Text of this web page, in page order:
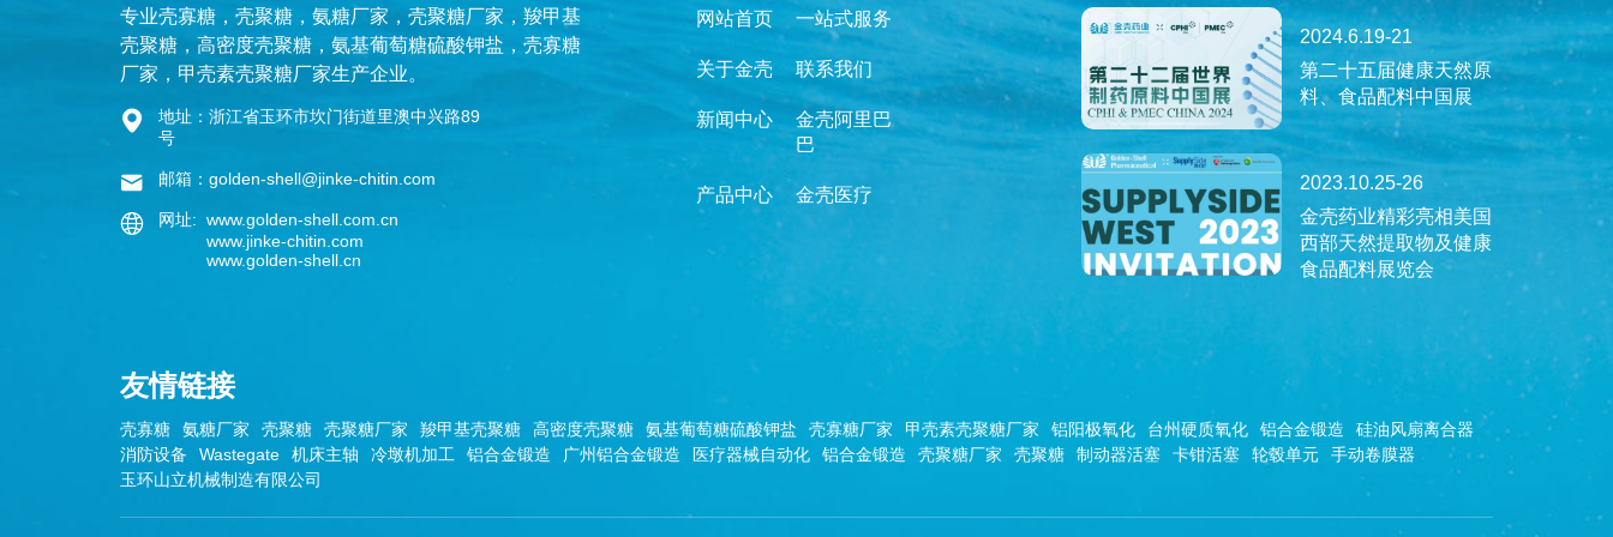
专业壳寡糖 ， 壳聚糖 ， 氨糖厂家 ， 壳聚糖厂家 ， 羧甲基
壳聚糖 ， 高密度壳聚糖 ， 氨基葡萄糖硫酸钾盐 ， 壳寡糖
厂家 ， 甲壳素壳聚糖厂家生产企业。
地址：浙江省玉环市坎门街道里澳中兴路89
号
邮箱：golden-shell@jinke-chitin.com
网址: www.golden-shell.com.cn
www.jinke-chitin.com
www.golden-shell.cn
网站首页 一站式服务
关于金壳 联系我们
新闻中心
金壳阿里巴
巴
产品中心 金壳医疗
2024.6.19-21
第二十五届健康天然原
料、食品配料中国展
2023.10.25-26
金壳药业精彩亮相美国
西部天然提取物及健康
食品配料展览会
友情链接
壳寡糖 氨糖厂家 壳聚糖 壳聚糖厂家 羧甲基壳聚糖 高密度壳聚糖 氨基葡萄糖硫酸钾盐 壳寡糖厂家 甲壳素壳聚糖厂家 铝阳极氧化 台州硬质氧化 铝合金锻造
硅油风扇离合器
消防设备
Wastegate 机床主轴 冷墩机加工 铝合金锻造 广州铝合金锻造 医疗器械自动化 铝合金锻造 壳聚糖厂家 壳聚糖 制动器活塞 卡钳活塞 轮毂单元
手动卷膜器
玉环山立机械制造有限公司